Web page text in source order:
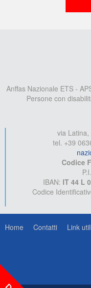
Anffas Nazionale ETS -
Persone con
via
tel. +39
Codice
IBAN: IT 44 L
Codice
Home Contatti Link